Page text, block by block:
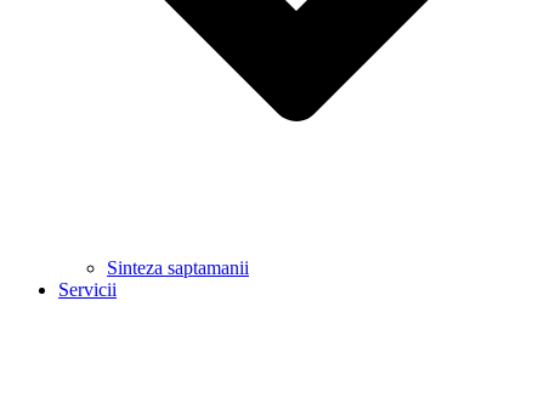
Sinteza saptamanii
Servicii